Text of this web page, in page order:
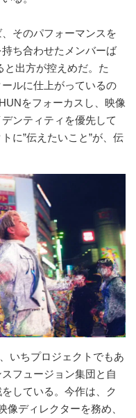
そのパフォーマンスを
ち合わせたメンバーば
と出方が控えめだ。た
ルに仕上がっているの
をフォーカスし、映像
ンティティを優先して
に”伝えたいこと”が、伝
いちプロジェクトでもあ
フュージョン集団と自
している。今作は、ク
像ディレクターを務め、